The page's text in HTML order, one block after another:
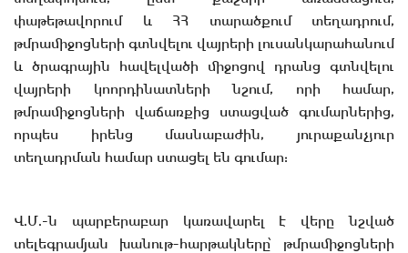
փաթեթավորում և ՀՀ տարածքում տեղադրում,
թմրամիջոցների գտնվելու վայրերի լուսանկարահանում
և ծրագրային հավելվածի միջոցով դրանց գտնվելու
վայրերի կոորդինատների նշում, որի համար,
թմրամիջոցների վաճառքից ստացված գումարներից,
որպես իրենց մասնաբաժին, յուրաքանչյուր
տեղադրման համար ստացել են գումար:
Վ.Մ.-ն պարբերաբար կառավարել է վերը նշված
տելեգրամյան խանութ-հարթակները՝ թմրամիջոցների